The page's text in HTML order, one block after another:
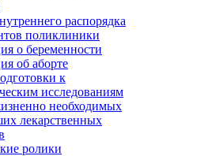
распорядка
поликлиники
о беременности
об аборте
к
исследованиям
необходимых
лекарственных
ролики